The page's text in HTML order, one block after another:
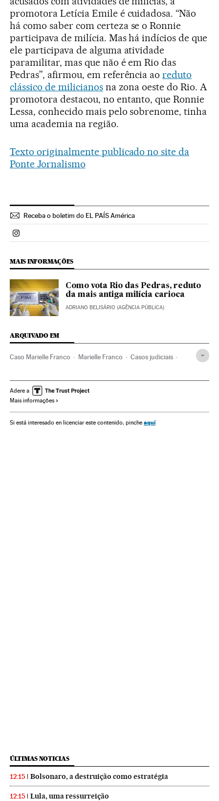
promotora Letícia Emile é cuidadosa. “Não
há como saber com certeza se o Ronnie
participava de milícia. Mas há indícios de que
ele participava de alguma atividade
paramilitar, mas que não é em Rio das
Pedras”, afirmou, em referência aoreduto
clássico de milicianosna zona oeste do Rio. A
promotora destacou, no entanto, que Ronnie
Lessa, conhecido mais pelo sobrenome, tinha
uma academia na região.
Texto originalmente publicado no site da
Ponte Jornalismo
Receba o boletim do EL PAÍS América
Politica El País Brasil en Instagram
MAIS INFORMAÇÕES
Como vota Rio das Pedras, reduto
da mais antiga milícia carioca
ADRIANO BELISÁRIO (AGÊNCIA PÚBLICA)
ARQUIVADO EM
Caso Marielle Franco Marielle Franco Casos judiciais
Acontecimentos Delitos
Ronnie Lessa
Adere a
Mais informações
Si está interesado en licenciar este contenido, pinche aquí
ÚLTIMAS NOTICIAS
12:15 Bolsonaro, a destruição como estratégia
12:15 Lula, uma ressurreição